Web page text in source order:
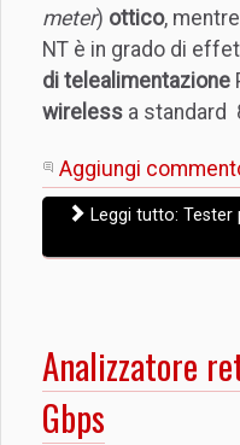
meter) ottico,
NT è in grado di
di telealimentazione
wireless a standard
Aggiungi
Leggi tutto:
Analizzatore
Gbps